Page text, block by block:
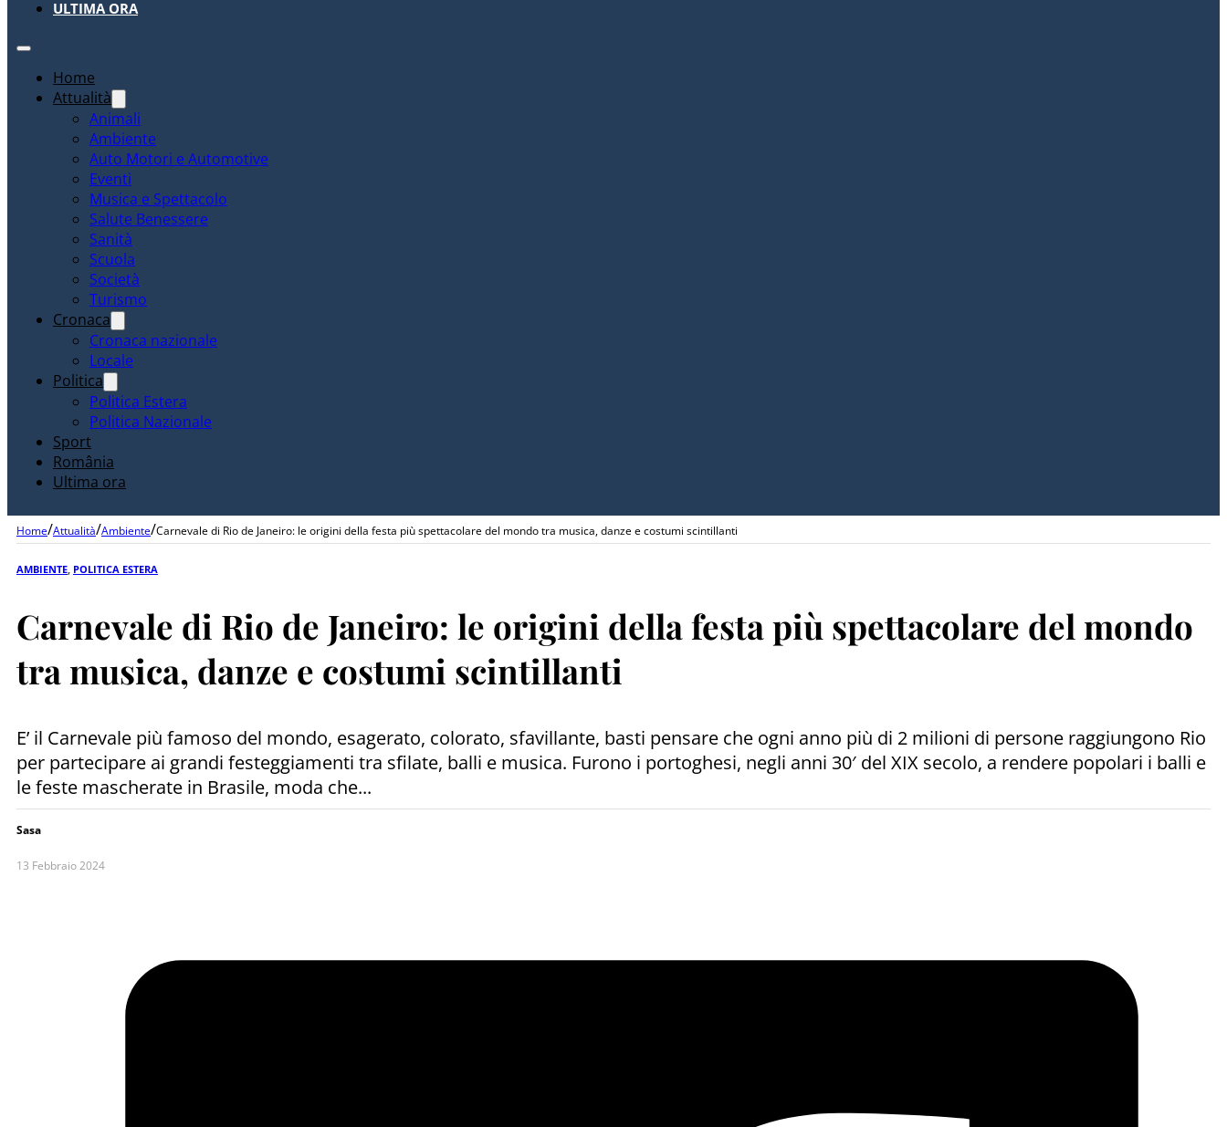
ULTIMA ORA
Home
Attualità
Animali
Ambiente
Auto Motori e Automotive
Eventi
Musica e Spettacolo
Salute Benessere
Sanità
Scuola
Società
Turismo
Cronaca
Cronaca nazionale
Locale
Politica
Politica Estera
Politica Nazionale
Sport
România
Ultima ora
Home/Attualità/Ambiente/Carnevale di Rio de Janeiro: le origini della festa più spettacolare del mondo tra musica, danze e costumi scintillanti
AMBIENTE POLITICA ESTERA
Carnevale di Rio de Janeiro: le origini della festa più spettacolare del mondo
tra musica, danze e costumi scintillanti
E’ il Carnevale più famoso del mondo, esagerato, colorato, sfavillante, basti pensare che ogni anno più di 2 milioni di persone raggiungono Rio
per partecipare ai grandi festeggiamenti tra sfilate, balli e musica. Furono i portoghesi, negli anni 30′ del XIX secolo, a rendere popolari i balli e
le feste mascherate in Brasile, moda che...
Sasa
13 Febbraio 2024